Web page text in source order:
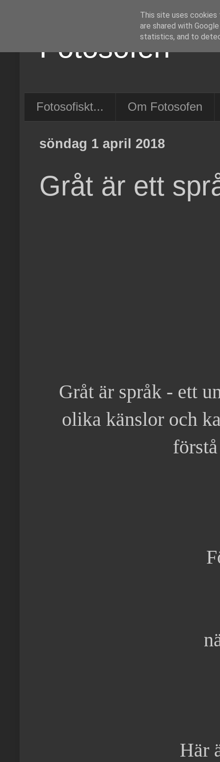
Fotosofen
Fotosofiskt... Om Fotosofen
söndag 1 april 2018
Gråt är ett
Gråt är språk - ett
olika känslor och
Här
This site uses cookies
are shared with
statistics, and to